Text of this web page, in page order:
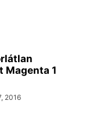
Magenta 1
2016